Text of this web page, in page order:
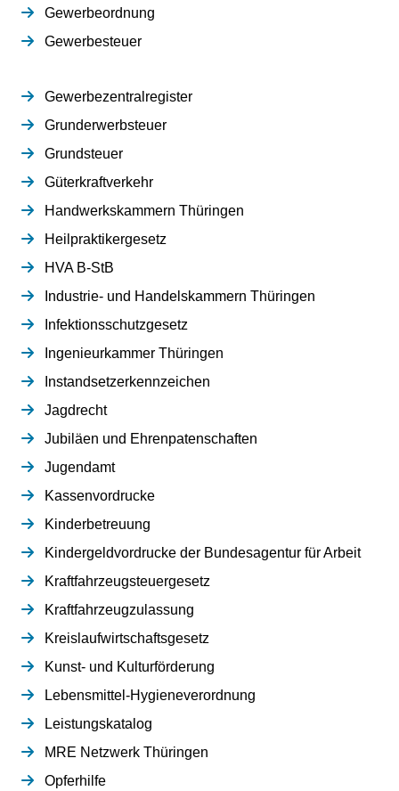
Gewerbeordnung
Gewerbesteuer
Gewerbezentralregister
Grunderwerbsteuer
Grundsteuer
Güterkraftverkehr
Handwerkskammern Thüringen
Heilpraktikergesetz
HVA B-StB
Industrie- und Handelskammern Thüringen
Infektionsschutzgesetz
Ingenieurkammer Thüringen
Instandsetzerkennzeichen
Jagdrecht
Jubiläen und Ehrenpatenschaften
Jugendamt
Kassenvordrucke
Kinderbetreuung
Kindergeldvordrucke der Bundesagentur für Arbeit
Kraftfahrzeugsteuergesetz
Kraftfahrzeugzulassung
Kreislaufwirtschaftsgesetz
Kunst- und Kulturförderung
Lebensmittel-Hygieneverordnung
Leistungskatalog
MRE Netzwerk Thüringen
Opferhilfe